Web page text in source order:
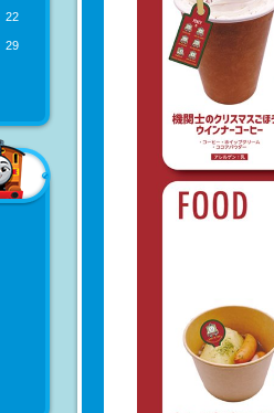
22
29